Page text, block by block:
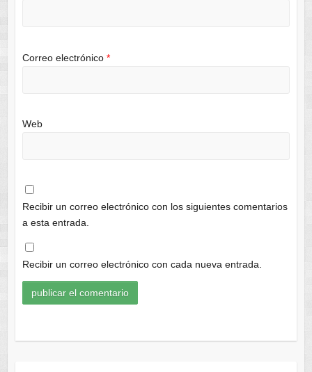
Correo electrónico *
Web
Recibir un correo electrónico con los siguientes comentarios
a esta entrada.
Recibir un correo electrónico con cada nueva entrada.